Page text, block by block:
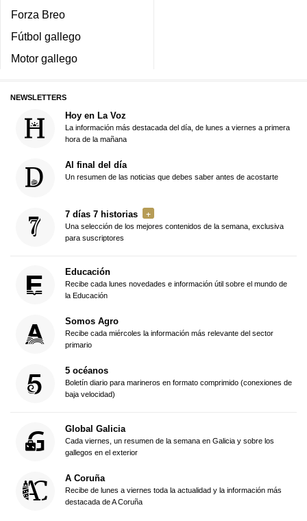
Forza Breo
Fútbol gallego
Motor gallego
NEWSLETTERS
Hoy en La Voz
La información más destacada del día, de lunes a viernes a primera
hora de la mañana
Al final del día
Un resumen de las noticias que debes saber antes de acostarte
7 días 7 historias
Una selección de los mejores contenidos de la semana, exclusiva
para suscriptores
Educación
Recibe cada lunes novedades e información útil sobre el mundo de
la Educación
Somos Agro
Recibe cada miércoles la información más relevante del sector
primario
5 océanos
Boletín diario para marineros en formato comprimido (conexiones de
baja velocidad)
Global Galicia
Cada viernes, un resumen de la semana en Galicia y sobre los
gallegos en el exterior
A Coruña
Recibe de lunes a viernes toda la actualidad y la información más
destacada de A Coruña